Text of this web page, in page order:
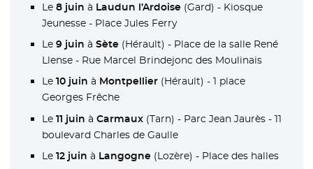
Le 8 juin à Laudun l’Ardoise(Gard) - Kiosque
Jeunesse - Place Jules Ferry
Le 9 juin à Sète(Hérault) - Place de la salle René
Llense - Rue Marcel Brindejonc des Moulinais
Le 10 juin à Montpellier(Hérault) - 1 place
Georges Frêche
Le 11 juin à Carmaux (Tarn) - Parc Jean Jaurès - 11
boulevard Charles de Gaulle
Le 12 juin à Langogne(Lozère) - Place des halles